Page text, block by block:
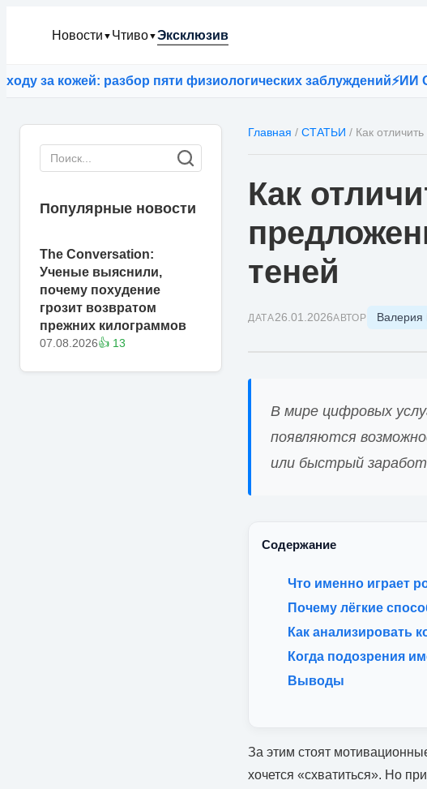
Новости ▼ Чтиво▼Эксклюзив
разбор пяти физиологических заблуждений⚡ИИ Google
Популярные новости
The Conversation:
Ученые выяснили,
почему похудение
грозит возвратом
прежних килограммов
07.08.2026👍 13
Главная / СТАТЬИ / Как
Как
теней
ДАТА26.01.2026АВТОР Валерия
В мире цифровых
появляются
или быстрый
Содержание
Что именно играет
Почему лёгкие
Как анализировать
Когда подозрения
Выводы
За этим стоят
хочется «схватиться». Но